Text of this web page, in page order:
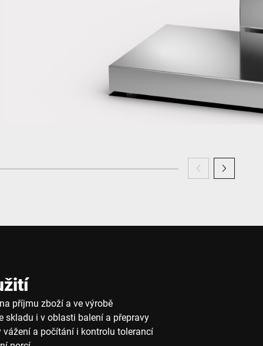
příjmu zboží a ve výrobě
skladu i v oblasti balení a přepravy
vážení a počítání i kontrolu tolerancí